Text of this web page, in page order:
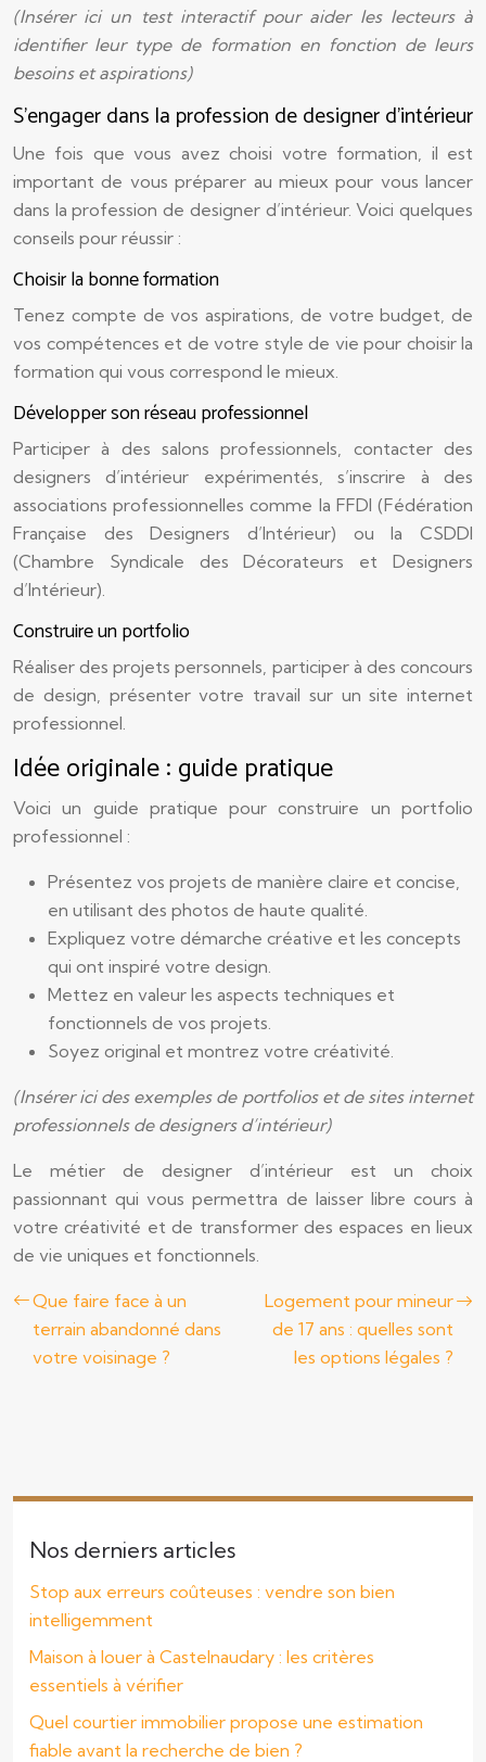
(Insérer ici un test interactif pour aider les lecteurs à
identifier leur type de formation en fonction de leurs
besoins et aspirations)
S’engager dans la profession de designer d’intérieur
Une fois que vous avez choisi votre formation, il est
important de vous préparer au mieux pour vous lancer
dans la profession de designer d’intérieur. Voici quelques
conseils pour réussir :
Choisir la bonne formation
Tenez compte de vos aspirations, de votre budget, de
vos compétences et de votre style de vie pour choisir la
formation qui vous correspond le mieux.
Développer son réseau professionnel
Participer à des salons professionnels, contacter des
designers d’intérieur expérimentés, s’inscrire à des
associations professionnelles comme la FFDI (Fédération
Française des Designers d’Intérieur) ou la CSDDI
(Chambre Syndicale des Décorateurs et Designers
d’Intérieur).
Construire un portfolio
Réaliser des projets personnels, participer à des concours
de design, présenter votre travail sur un site internet
professionnel.
Idée originale : guide pratique
Voici un guide pratique pour construire un portfolio
professionnel :
Présentez vos projets de manière claire et concise,
en utilisant des photos de haute qualité.
Expliquez votre démarche créative et les concepts
qui ont inspiré votre design.
Mettez en valeur les aspects techniques et
fonctionnels de vos projets.
Soyez original et montrez votre créativité.
(Insérer ici des exemples de portfolios et de sites internet
professionnels de designers d’intérieur)
Le métier de designer d’intérieur est un choix
passionnant qui vous permettra de laisser libre cours à
votre créativité et de transformer des espaces en lieux
de vie uniques et fonctionnels.
Que faire face à un
terrain abandonné dans
votre voisinage ?
Logement pour mineur
de 17 ans : quelles sont
les options légales ?
Nos derniers articles
Stop aux erreurs coûteuses : vendre son bien
intelligemment
Maison à louer à Castelnaudary : les critères
essentiels à vérifier
Quel courtier immobilier propose une estimation
fiable avant la recherche de bien ?